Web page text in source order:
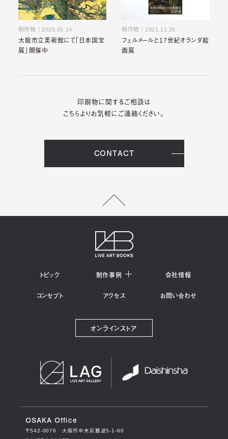
制作物 2025.05.14
大阪市立美術館にて「日本国宝
展」開催中
制作物 2021.11.26
フェルメールと17世紀オランダ絵
画展
印刷物に関するご相談は
こちらよりお気軽にご連絡ください。
CONTACT
トピック 制作事例 会社情報
コンセプト アクセス お問い合わせ
オンラインストア
OSAKA Office
〒542-0076 大阪市中央区難波5-1-60